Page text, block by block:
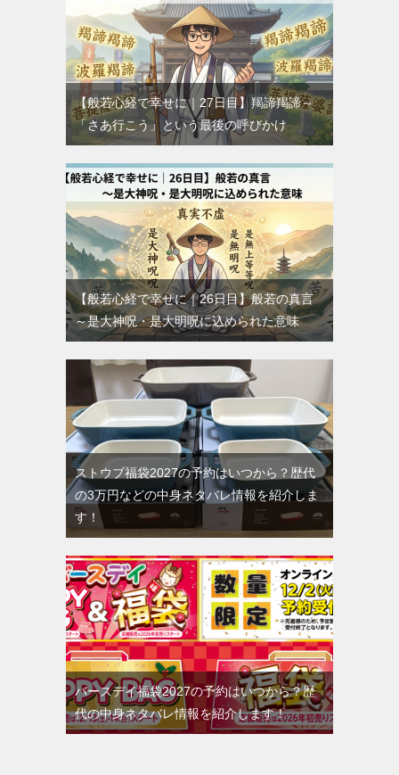
【般若心経で幸せに｜27日目】羯諦羯諦～
「さあ行こう」という最後の呼びかけ
【般若心経で幸せに｜26日目】般若の真言
～是大神呪・是大明呪に込められた意味
ストウブ福袋2027の予約はいつから？歴代
の3万円などの中身ネタバレ情報を紹介しま
す！
バースデイ福袋2027の予約はいつから？歴
代の中身ネタバレ情報を紹介します！